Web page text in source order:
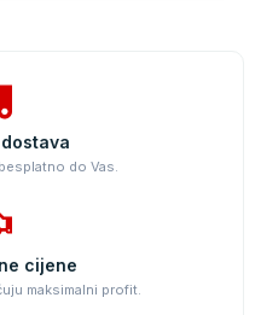
do Vas.
cijene
maksimalni profit.